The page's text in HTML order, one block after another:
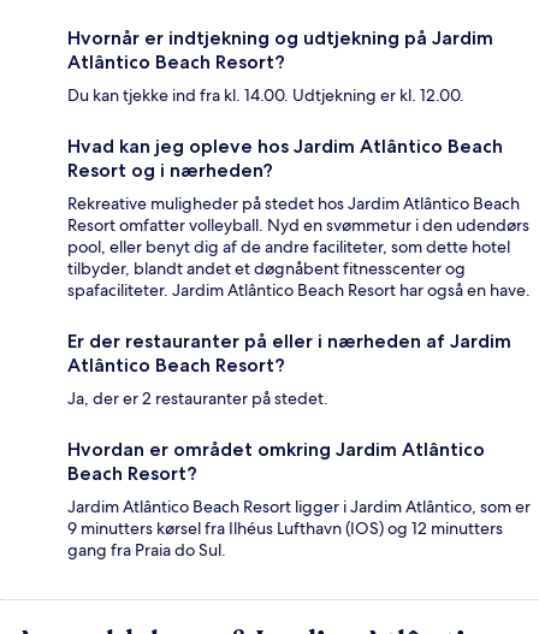
Hvornår er indtjekning og udtjekning på Jardim
Atlântico Beach Resort?
Du kan tjekke ind fra kl. 14.00. Udtjekning er kl. 12.00.
Hvad kan jeg opleve hos Jardim Atlântico Beach
Resort og i nærheden?
Rekreative muligheder på stedet hos Jardim Atlântico Beach
Resort omfatter volleyball. Nyd en svømmetur i den udendørs
pool, eller benyt dig af de andre faciliteter, som dette hotel
tilbyder, blandt andet et døgnåbent fitnesscenter og
spafaciliteter. Jardim Atlântico Beach Resort har også en have.
Er der restauranter på eller i nærheden af Jardim
Atlântico Beach Resort?
Ja, der er 2 restauranter på stedet.
Hvordan er området omkring Jardim Atlântico
Beach Resort?
Jardim Atlântico Beach Resort ligger i Jardim Atlântico, som er
9 minutters kørsel fra Ilhéus Lufthavn (IOS) og 12 minutters
gang fra Praia do Sul.